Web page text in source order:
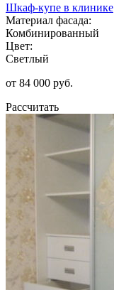
Шкаф-купе в клинике
Материал фасада:
Комбинированный
Цвет:
Светлый
от 84 000 руб.
Рассчитать